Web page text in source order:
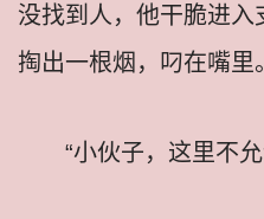
没找到人，他干脆进入
掏出一根烟，叼在嘴里。
“小伙子，这里不